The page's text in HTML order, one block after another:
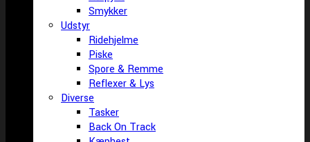
Smykker
Udstyr
Ridehjelme
Piske
Spore & Remme
Reflexer & Lys
Diverse
Tasker
Back On Track